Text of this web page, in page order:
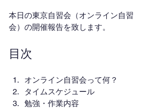
本日の東京自習会（オンライン自習
会）の開催報告を致します。
目次
オンライン自習会って何？
タイムスケジュール
勉強・作業内容